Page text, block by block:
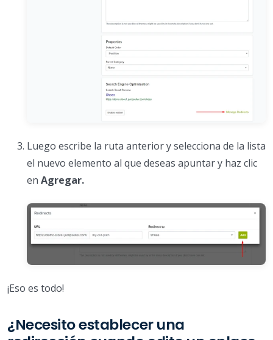
Luego escribe la ruta anterior y selecciona de la lista
el nuevo elemento al que deseas apuntar y haz clic
en Agregar.
¡Eso es todo!
¿Necesito establecer una